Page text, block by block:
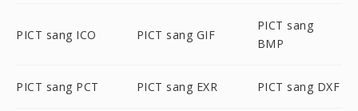
PICT sang ICO PICT sang GIF
PICT sang
BMP
PICT sang PCT PICT sang EXR PICT sang DXF